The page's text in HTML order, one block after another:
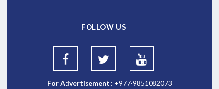
FOLLOW US
For Advertisement : +977-9851082073